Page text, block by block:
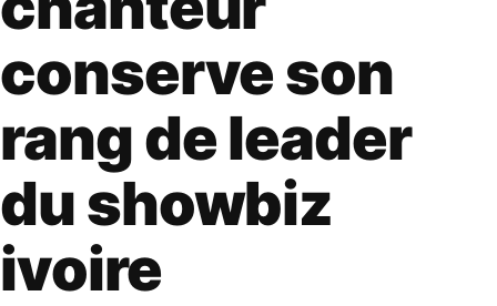
conserve son
rang de leader
du showbiz
ivoire